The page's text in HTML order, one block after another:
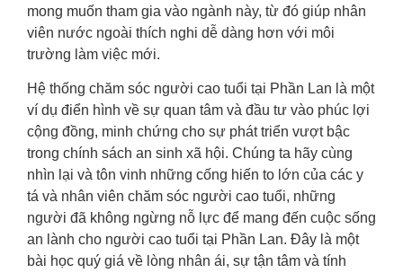
mong muốn tham gia vào ngành này, từ đó giúp nhân
viên nước ngoài thích nghi dễ dàng hơn với môi
trường làm việc mới.
Hệ thống chăm sóc người cao tuổi tại Phần Lan là một
ví dụ điển hình về sự quan tâm và đầu tư vào phúc lợi
cộng đồng, minh chứng cho sự phát triển vượt bậc
trong chính sách an sinh xã hội. Chúng ta hãy cùng
nhìn lại và tôn vinh những cống hiến to lớn của các y
tá và nhân viên chăm sóc người cao tuổi, những
người đã không ngừng nỗ lực để mang đến cuộc sống
an lành cho người cao tuổi tại Phần Lan. Đây là một
bài học quý giá về lòng nhân ái, sự tận tâm và tính